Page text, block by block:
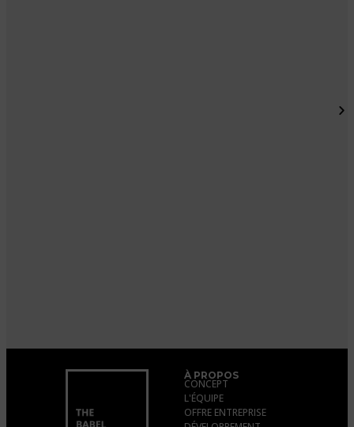
À PROPOS
CONCEPT
L'ÉQUIPE
OFFRE ENTREPRISE